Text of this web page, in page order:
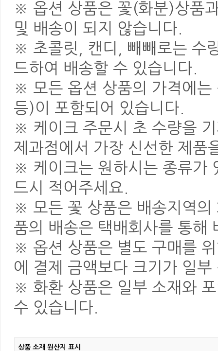
※ 옵션 상품은 꽃(화분)상품
및 배송이 되지 않습니다.
※ 초콜릿, 캔디, 빼빼로는 수
드하여 배송할 수 있습니다.
※ 모든 옵션 상품의 가격에는
등)이 포함되어 있습니다.
※ 케이크 주문시 초 수량을
제과점에서 가장 신선한 제품
※ 케이크는 원하시는 종류가
드시 적어주세요.
※ 모든 꽃 상품은 배송지역의
품의 배송은 택배회사를 통해
※ 옵션 상품은 별도 구매를
에 결제 금액보다 크기가 일
※ 화환 상품은 일부 소재와
수 있습니다.
상품 소재 원산지 표시